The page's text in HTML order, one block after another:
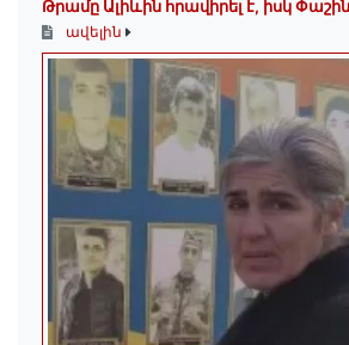
Թրամը Ալիևին հրավիրել է, իսկ
ավելին